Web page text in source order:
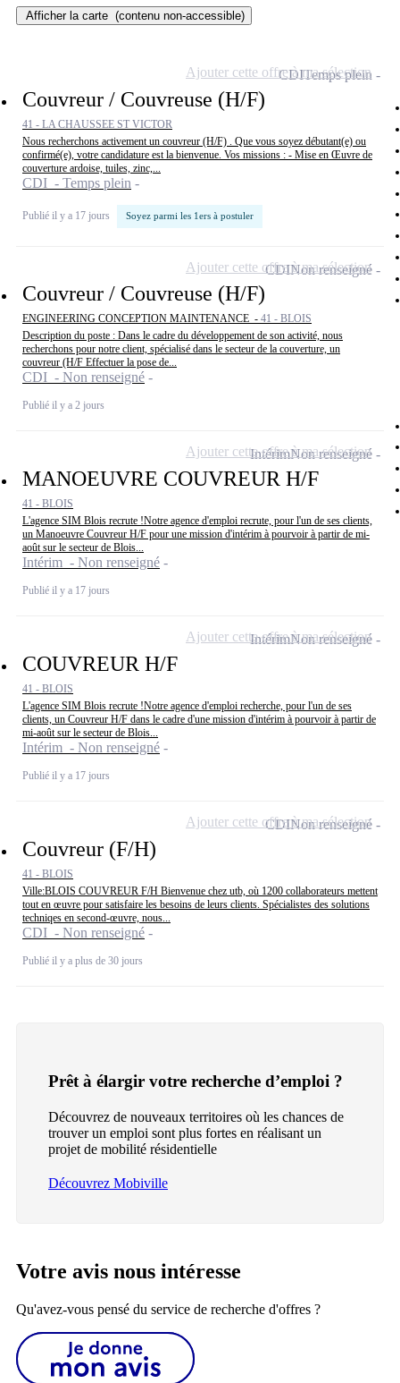
Afficher la carte (contenu non-accessible)
Couvreur / Couvreuse (H/F)
41 - LA CHAUSSEE ST VICTOR
Nous recherchons activement un couvreur (H/F) . Que vous soyez débutant(e) ou
confirmé(e), votre candidature est la bienvenue. Vos missions : - Mise en Œuvre de
couverture ardoise, tuiles, zinc,...
CDI - Temps plein
Publié il y a 17 jours Soyez parmi les 1ers à postuler
CDITemps plein
Ajouter cette offre à ma sélection
Couvreur / Couvreuse (H/F)
ENGINEERING CONCEPTION MAINTENANCE - 41 - BLOIS
Description du poste : Dans le cadre du développement de son activité, nous
recherchons pour notre client, spécialisé dans le secteur de la couverture, un
couvreur (H/F Effectuer la pose de...
CDI - Non renseigné
Publié il y a 2 jours
CDINon renseigné
Ajouter cette offre à ma sélection
MANOEUVRE COUVREUR H/F
41 - BLOIS
L'agence SIM Blois recrute !Notre agence d'emploi recrute, pour l'un de ses clients,
un Manoeuvre Couvreur H/F pour une mission d'intérim à pourvoir à partir de mi-
août sur le secteur de Blois...
Intérim - Non renseigné
Publié il y a 17 jours
IntérimNon renseigné
Ajouter cette offre à ma sélection
COUVREUR H/F
41 - BLOIS
L'agence SIM Blois recrute !Notre agence d'emploi recherche, pour l'un de ses
clients, un Couvreur H/F dans le cadre d'une mission d'intérim à pourvoir à partir de
mi-août sur le secteur de Blois...
Intérim - Non renseigné
Publié il y a 17 jours
IntérimNon renseigné
Ajouter cette offre à ma sélection
Couvreur (F/H)
41 - BLOIS
Ville:BLOIS COUVREUR F/H Bienvenue chez utb, où 1200 collaborateurs mettent
tout en œuvre pour satisfaire les besoins de leurs clients. Spécialistes des solutions
techniqes en second-œuvre, nous...
CDI - Non renseigné
Publié il y a plus de 30 jours
CDINon renseigné
Ajouter cette offre à ma sélection
Prêt à élargir votre recherche d’emploi ?
Découvrez de nouveaux territoires où les chances de
trouver un emploi sont plus fortes en réalisant un
projet de mobilité résidentielle
Découvrez Mobiville
Votre avis nous intéresse
Qu'avez-vous pensé du service de recherche d'offres ?